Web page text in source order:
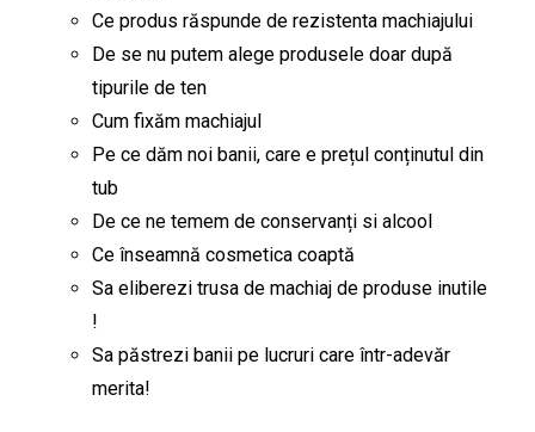
Ce produs răspunde de rezistenta machiajului
De se nu putem alege produsele doar după
tipurile de ten
Cum fixăm machiajul
Pe ce dăm noi banii, care e prețul conținutul din
tub
De ce ne temem de conservanți si alcool
Ce înseamnă cosmetica coaptă
Sa eliberezi trusa de machiaj de produse inutile
!
Sa păstrezi banii pe lucruri care într-adevăr
merita!